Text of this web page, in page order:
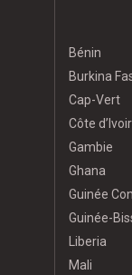
Bénin
Burkina
Cap-Vert
Côte
Gambie
Ghana
Guinée
Guinée-
Liberia
Mali